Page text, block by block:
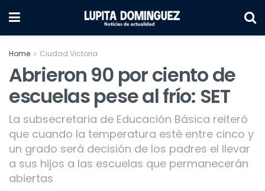
Home Ciudad Victoria
Abrieron 90 por ciento de
escuelas pese al frío: SET
La subsecretaria de Educación Básica reiteró
que cuando la temperatura esté entre cinco y
un grado será decisión de los padres el llevar
a sus hijos a las escuelas que permanecerán
abiertas